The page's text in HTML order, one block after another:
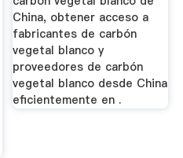
China, obtener acceso a
fabricantes de carbón
vegetal blanco y
proveedores de carbón
vegetal blanco desde China
eficientemente en .